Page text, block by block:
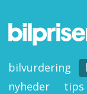
bilvurdering
nyheder
tips